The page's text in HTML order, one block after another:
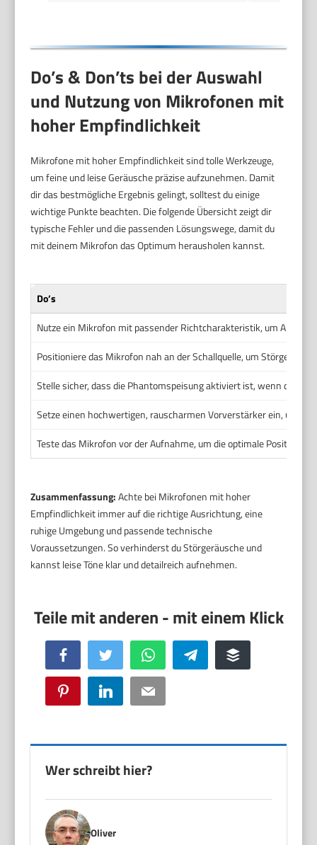
Do’s & Don’ts bei der Auswahl
und Nutzung von Mikrofonen mit
hoher Empfindlichkeit
Mikrofone mit hoher Empfindlichkeit sind tolle Werkzeuge,
um feine und leise Geräusche präzise aufzunehmen. Damit
dir das bestmögliche Ergebnis gelingt, solltest du einige
wichtige Punkte beachten. Die folgende Übersicht zeigt dir
typische Fehler und die passenden Lösungswege, damit du
mit deinem Mikrofon das Optimum herausholen kannst.
Do’s
Nutze ein Mikrofon mit passender Richtcharakteristik, um
Positioniere das Mikrofon nah an der Schallquelle, um
Stelle sicher, dass die Phantomspeisung aktiviert ist, wenn dein
Setze einen hochwertigen, rauscharmen Vorverstärker ein, um
Teste das Mikrofon vor der Aufnahme, um die optimale Position
Zusammenfassung:Achte bei Mikrofonen mit hoher
Empfindlichkeit immer auf die richtige Ausrichtung, eine
ruhige Umgebung und passende technische
Voraussetzungen. So verhinderst du Störgeräusche und
kannst leise Töne klar und detailreich aufnehmen.
Facebook Twitter WhatsApp Telegram Buffer
Pinterest LinkedIn Email
Wer schreibt hier?
Oliver